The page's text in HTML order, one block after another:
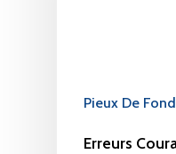
Pieux De
Erreurs